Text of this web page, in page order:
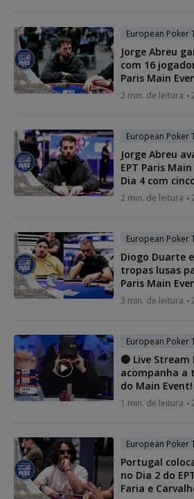
European Poker
Jorge Abreu
com 16
Paris Main
2 min. de leitura
European Poker
Jorge Abreu
EPT Paris
Dia 4 com
2 min. de leitura
European Poker
Diogo Duarte
tropas lusas
Paris Main
3 min. de leitura
European Poker
🔴 Live Stream
acompanha a
do Main Event!
1 min. de leitura
European Poker
Portugal
no Dia 2 do
Faria e